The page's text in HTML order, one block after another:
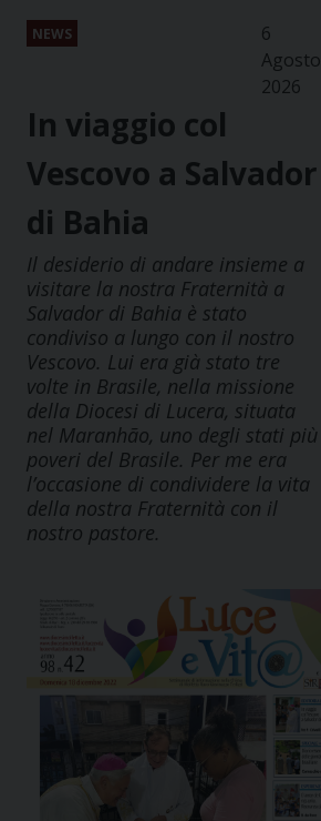
NEWS
6
Agosto
2026
In viaggio col
Vescovo a Salvador
di Bahia
Il desiderio di andare insieme a
visitare la nostra Fraternità a
Salvador di Bahia è stato
condiviso a lungo con il nostro
Vescovo. Lui era già stato tre
volte in Brasile, nella missione
della Diocesi di Lucera, situata
nel Maranhão, uno degli stati più
poveri del Brasile. Per me era
l’occasione di condividere la vita
della nostra Fraternità con il
nostro pastore.